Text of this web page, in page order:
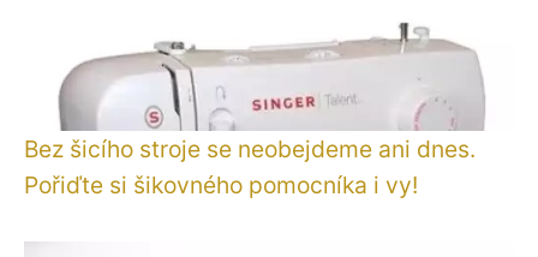
Bez šicího stroje se neobejdeme ani dnes.
Pořiďte si šikovného pomocníka i vy!